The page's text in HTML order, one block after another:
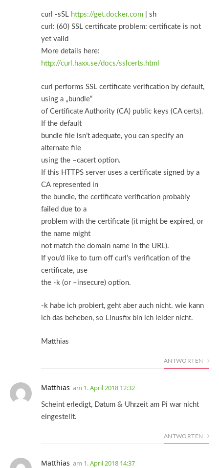
curl -sSL https://get.docker.com | sh
curl: (60) SSL certificate problem: certificate is not
yet valid
More details here:
http://curl.haxx.se/docs/sslcerts.html
curl performs SSL certificate verification by default,
using a „bundle“
of Certificate Authority (CA) public keys (CA certs).
If the default
bundle file isn’t adequate, you can specify an
alternate file
using the –cacert option.
If this HTTPS server uses a certificate signed by a
CA represented in
the bundle, the certificate verification probably
failed due to a
problem with the certificate (it might be expired, or
the name might
not match the domain name in the URL).
If you’d like to turn off curl’s verification of the
certificate, use
the -k (or –insecure) option.
-k habe ich probiert, geht aber auch nicht. wie kann
ich das beheben, so Linusfix bin ich leider nicht.
Matthias
ANTWORTEN
Matthias am 1. April 2018 12:32
Scheint erledigt, Datum & Uhrzeit am Pi war nicht
eingestellt.
ANTWORTEN
Matthias am 1. April 2018 14:37